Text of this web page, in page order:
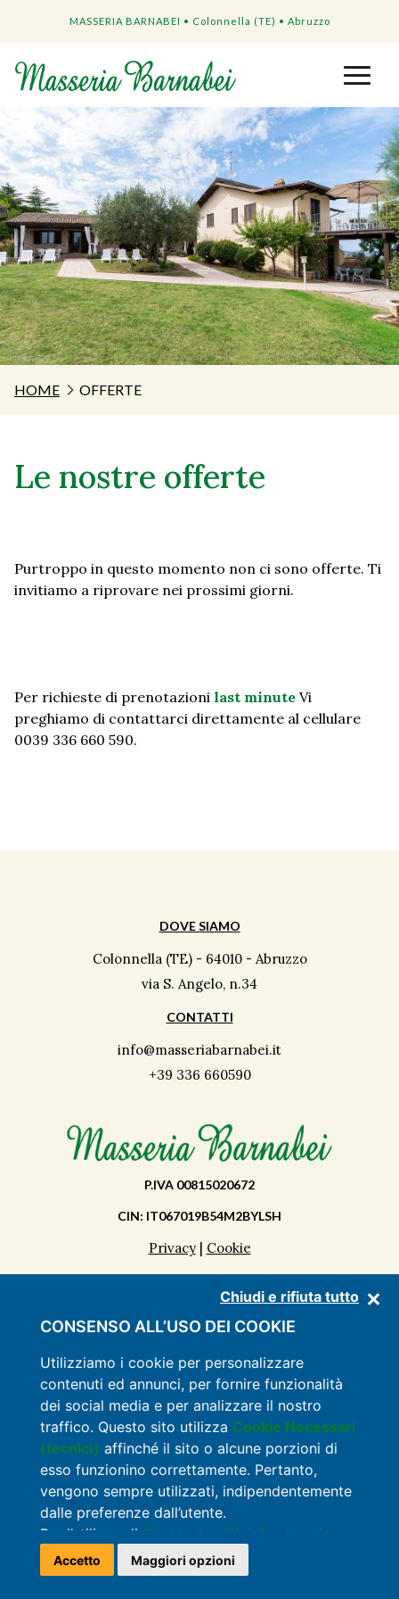
Chiudi e rifiuta tutto
CONSENSO ALL’USO DEI COOKIE
Utilizziamo i cookie per personalizzare
contenuti ed annunci, per fornire funzionalità
dei social media e per analizzare il nostro
traffico. Questo sito utilizza Cookie Necessari
(tecnici) affinché il sito o alcune porzioni di
esso funzionino correttamente. Pertanto,
vengono sempre utilizzati, indipendentemente
dalle preferenze dall’utente.
Per l’utilizzo di Cookie Analitici, Cookie di
Targeting e Marketing e Cookie di
Preferenza, anche installati da soggetti terzi
Accetto Maggiori opzioni
MASSERIA BARNABEI • Colonnella (TE) • Abruzzo
HOME OFFERTE
Le nostre offerte
Purtroppo in questo momento non ci sono offerte. Ti
invitiamo a riprovare nei prossimi giorni.
Per richieste di prenotazioni last minute Vi
preghiamo di contattarci direttamente al cellulare
0039 336 660 590.
DOVE SIAMO
Colonnella (TE) - 64010 - Abruzzo
via S. Angelo, n.34
CONTATTI
info@masseriabarnabei.it
+39 336 660590
P.IVA 00815020672
CIN: IT067019B54M2BYLSH
Privacy| Cookie
SCOPRI LA MASSERIA
SERVIZI
LISTINO
OFFERTE
CONTATTI